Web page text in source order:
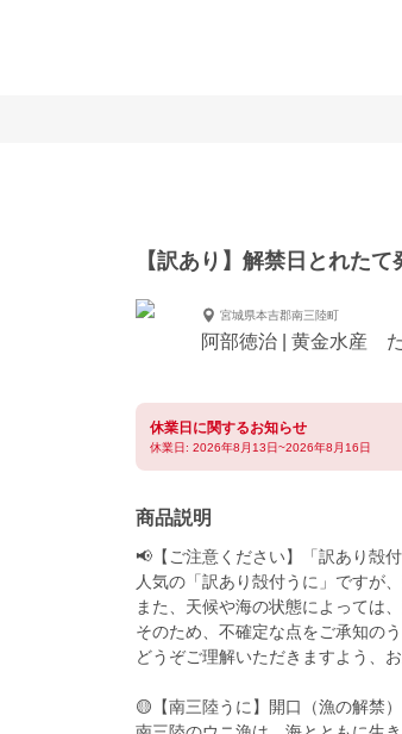
【訳あり】解禁日とれた
宮城県本吉郡南三陸町
阿部徳治 | 黄金水産
休業日に関するお知らせ
休業日: 2026年8月13日~2026年8月16日
商品説明
📢【ご注意ください】「訳あり殻
人気の「訳あり殻付うに」ですが
また、天候や海の状態によっては
そのため、不確定な点をご承知の
どうぞご理解いただきますよう、
🟡【南三陸うに】開口（漁の解禁